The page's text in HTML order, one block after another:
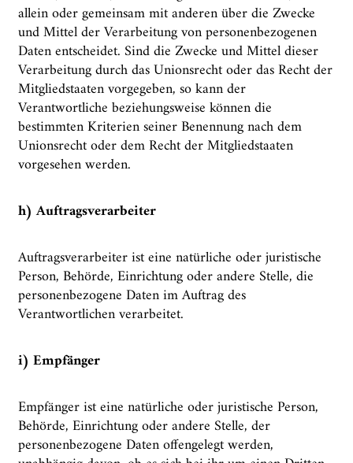
allein oder gemeinsam mit anderen über die Zwecke
und Mittel der Verarbeitung von personenbezogenen
Daten entscheidet. Sind die Zwecke und Mittel dieser
Verarbeitung durch das Unionsrecht oder das Recht der
Mitgliedstaaten vorgegeben, so kann der
Verantwortliche beziehungsweise können die
bestimmten Kriterien seiner Benennung nach dem
Unionsrecht oder dem Recht der Mitgliedstaaten
vorgesehen werden.
h) Auftragsverarbeiter
Auftragsverarbeiter ist eine natürliche oder juristische
Person, Behörde, Einrichtung oder andere Stelle, die
personenbezogene Daten im Auftrag des
Verantwortlichen verarbeitet.
i) Empfänger
Empfänger ist eine natürliche oder juristische Person,
Behörde, Einrichtung oder andere Stelle, der
personenbezogene Daten offengelegt werden,